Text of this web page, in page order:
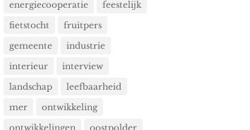
energiecooperatie
feestelijk
fietstocht
fruitpers
gemeente
industrie
interieur
interview
landschap
leefbaarheid
mer
ontwikkeling
ontwikkelingen
oostpolder